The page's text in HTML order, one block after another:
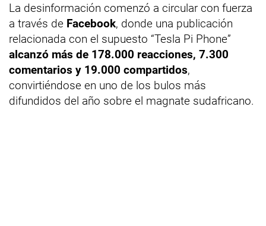
La desinformación comenzó a circular con fuerza
a través de Facebook, donde una publicación
relacionada con el supuesto “Tesla Pi Phone”
alcanzó más de 178.000 reacciones, 7.300
comentarios y 19.000 compartidos,
convirtiéndose en uno de los bulos más
difundidos del año sobre el magnate sudafricano.